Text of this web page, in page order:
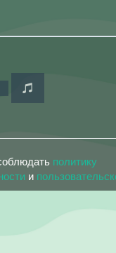
политику
и